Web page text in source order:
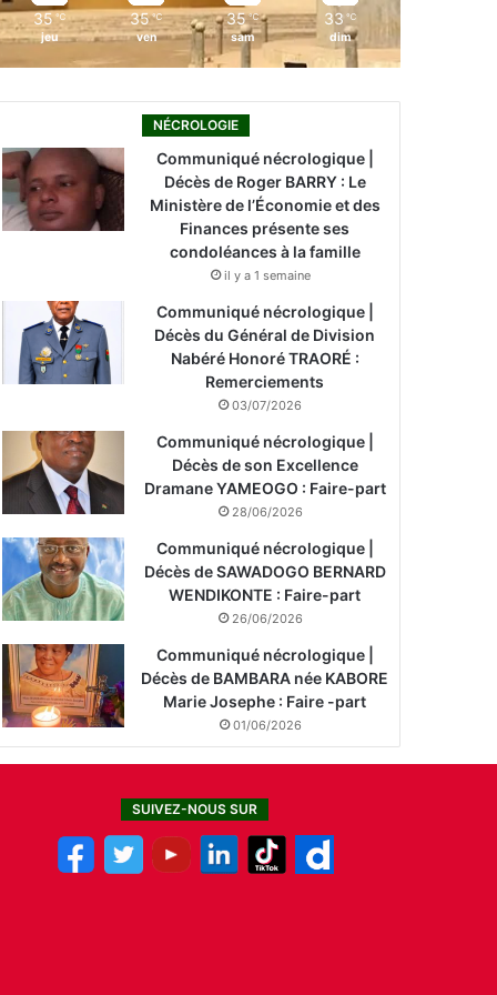
35 ℃
jeu
35 ℃
ven
35 ℃
sam
33 ℃
dim
NÉCROLOGIE
Communiqué nécrologique |
Décès de Roger BARRY : Le
Ministère de l’Économie et des
Finances présente ses
condoléances à la famille
il y a 1 semaine
Communiqué nécrologique |
Décès du Général de Division
Nabéré Honoré TRAORÉ :
Remerciements
03/07/2026
Communiqué nécrologique |
Décès de son Excellence
Dramane YAMEOGO : Faire-part
28/06/2026
Communiqué nécrologique |
Décès de SAWADOGO BERNARD
WENDIKONTE : Faire-part
26/06/2026
Communiqué nécrologique |
Décès de BAMBARA née KABORE
Marie Josephe : Faire -part
01/06/2026
SUIVEZ-NOUS SUR